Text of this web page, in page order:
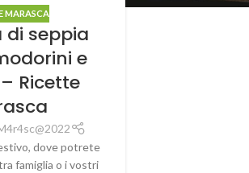
MARASCA
di seppia
e
Ricette
dove potrete
famiglia o i vostri